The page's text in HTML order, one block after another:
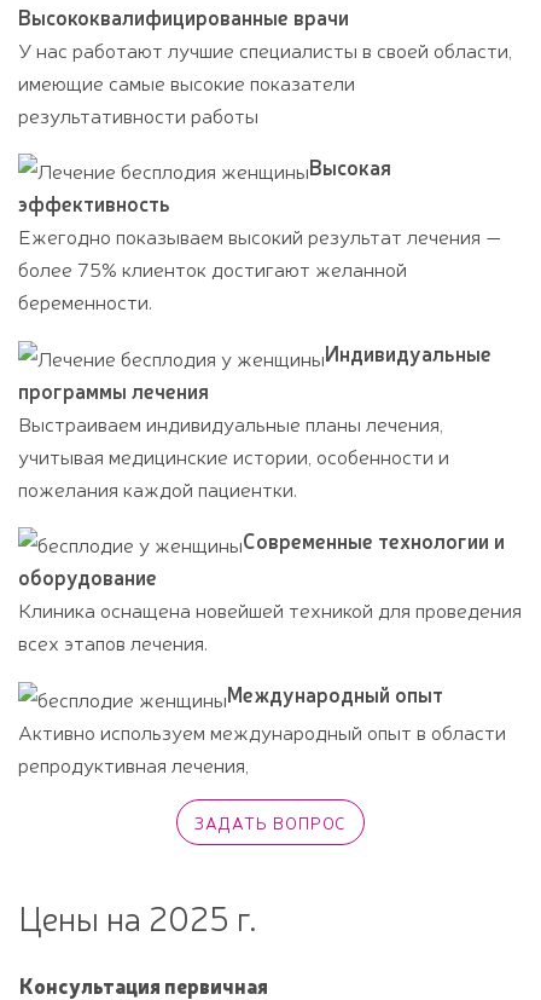
Высококвалифицированные врачи
У нас работают лучшие специалисты в своей области,
имеющие самые высокие показатели
результативности работы
Высокая
эффективность
Ежегодно показываем высокий результат лечения —
более 75% клиенток достигают желанной
беременности.
Индивидуальные
программы лечения
Выстраиваем индивидуальные планы лечения,
учитывая медицинские истории, особенности и
пожелания каждой пациентки.
Современные технологии и
оборудование
Клиника оснащена новейшей техникой для проведения
всех этапов лечения.
Международный опыт
Активно используем международный опыт в области
репродуктивная лечения,
Цены на 2025 г.
Консультация первичная